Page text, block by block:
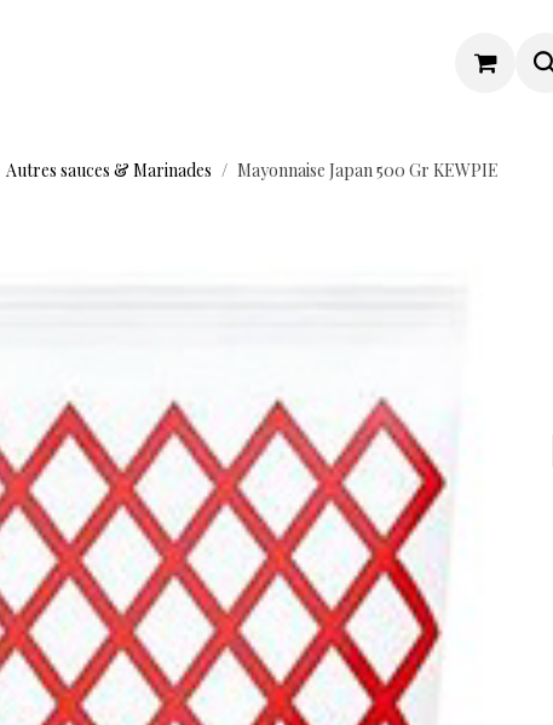
Autres sauces & Marinades Mayonnaise Japan 500 Gr KEWPIE